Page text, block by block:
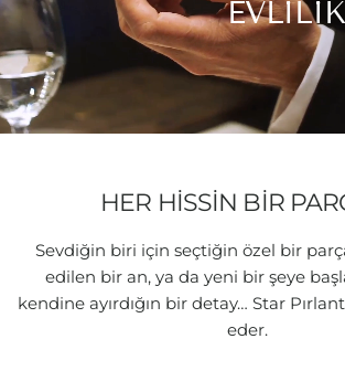
HER HİSSİN BİR
Sevdiğin biri için seçtiğin özel bir
edilen bir an, ya da yeni bir şeye
kendine ayırdığın bir detay… Star
eder.